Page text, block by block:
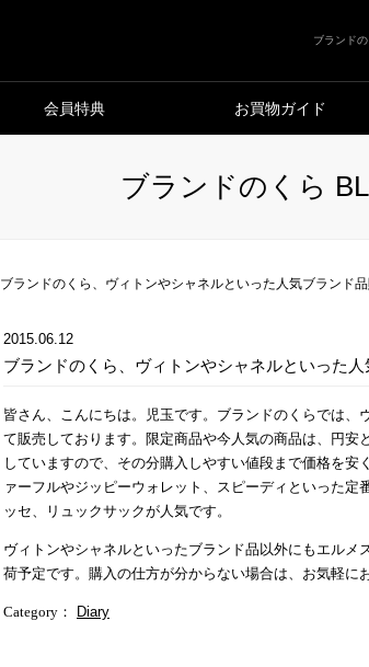
ブランド
会員特典 お買物ガイド
ブランドのくら
ブランドのくら、ヴィトンやシャネルといった人気ブランド
2015.06.12
ブランドのくら、ヴィトンやシャネルといった
皆さん、こんにちは。児玉です。ブランドのくらでは
て販売しております。限定商品や今人気の商品は、円
していますので、その分購入しやすい値段まで価格を
ァーフルやジッピーウォレット、スピーディといった
ッセ、リュックサックが人気です。
ヴィトンやシャネルといったブランド品以外にもエル
荷予定です。購入の仕方が分からない場合は、お気軽に
Category ： Diary